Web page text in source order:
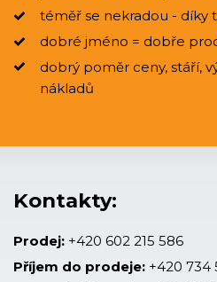
téměř se nekradou - díky
dobré jméno = dobře
dobrý poměr ceny, stáří,
nákladů
Kontakty:
Prodej: +420 602 215 586
Příjem do prodeje: +420 734